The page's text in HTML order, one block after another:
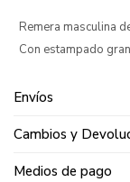
Remera masculina
Con estampado
Envíos
Cambios y
Medios de pago